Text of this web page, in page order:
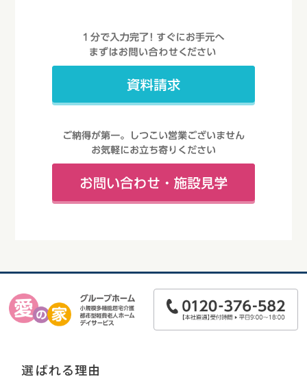
選ばれる理由